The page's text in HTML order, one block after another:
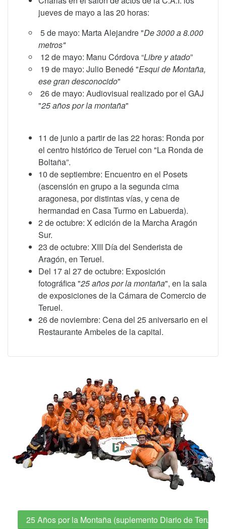
jueves de mayo a las 20 horas:
5 de mayo: Marta Alejandre "De 3000 a 8.000
metros"
12 de mayo: Manu Córdova “Libre y atado”
19 de mayo: Julio Benedé "Esqui de Montaña,
ese gran desconocido"
26 de mayo: Audiovisual realizado por el GAJ
"25 años por la montaña"
11 de junio a partir de las 22 horas: Ronda por
el centro histórico de Teruel con "La Ronda de
Boltaña”.
10 de septiembre: Encuentro en el Posets
(ascensión en grupo a la segunda cima
aragonesa, por distintas vías, y cena de
hermandad en Casa Turmo en Labuerda).
2 de octubre: X edición de la Marcha Aragón
Sur.
23 de octubre: XIII Día del Senderista de
Aragón, en Teruel.
Del 17 al 27 de octubre: Exposición
fotográfica "25 años por la montaña", en la sala
de exposiciones de la Cámara de Comercio de
Teruel.
26 de noviembre: Cena del 25 aniversario en el
Restaurante Ambeles de la capital.
25 Años por la Montaña (suplemento Diario de Teruel)